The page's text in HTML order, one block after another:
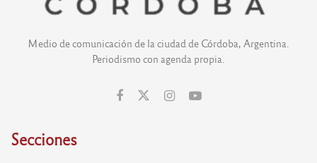
Medio de comunicación de la ciudad de Córdoba, Argentina.
Periodismo con agenda propia.
Secciones